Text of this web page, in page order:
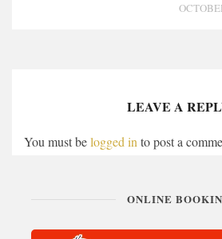
LEAVE A
You must belogged into post a
ONLINE